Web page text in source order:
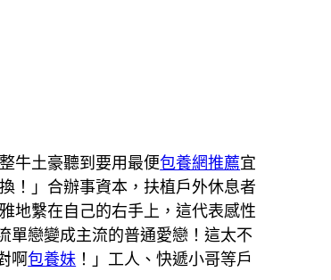
牛土豪聽到要用最便包養網推薦宜
！」合辦事資本，扶植戶外休息者
地繫在自己的右手上，這代表感性
單戀變成主流的普通愛戀！這太不
啊包養妹 ！」工人、快遞小哥等戶